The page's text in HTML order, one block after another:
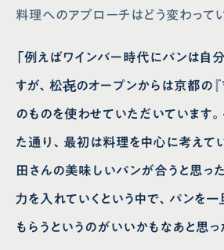
会社概要
プライバシーポリシー
クリ
取り
料理へのアプローチはどう変わって
「例えばワインバー時代にパンは自
すが、松㐂のオープンからは京都の
のものを使わせていただいています
た通り、最初は料理を中心に考えて
田さんの美味しいパンが合うと思っ
力を入れていくという中で、パンを
もらうというのがいいかもなあと思っ